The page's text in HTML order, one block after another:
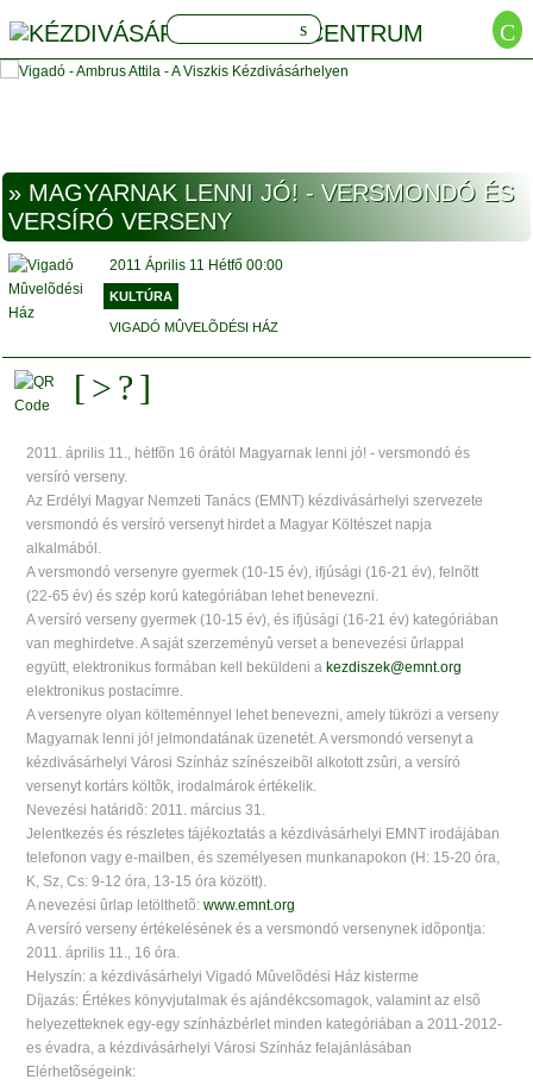
» MAGYARNAK LENNI JÓ! - VERSMONDÓ ÉS
VERSÍRÓ VERSENY
2011 Április 11 Hétfő 00:00
KULTÚRA
VIGADÓ MÛVELÕDÉSI HÁZ
2011. április 11., hétfõn 16 órától Magyarnak lenni jó! - versmondó és
versíró verseny.
Az Erdélyi Magyar Nemzeti Tanács (EMNT) kézdivásárhelyi szervezete
versmondó és versíró versenyt hirdet a Magyar Költészet napja
alkalmából.
A versmondó versenyre gyermek (10-15 év), ifjúsági (16-21 év), felnõtt
(22-65 év) és szép korú kategóriában lehet benevezni.
A versíró verseny gyermek (10-15 év), és ifjúsági (16-21 év) kategóriában
van meghirdetve. A saját szerzeményû verset a benevezési ûrlappal
együtt, elektronikus formában kell beküldeni a kezdiszek@emnt.org
elektronikus postacímre.
A versenyre olyan költeménnyel lehet benevezni, amely tükrözi a verseny
Magyarnak lenni jó! jelmondatának üzenetét. A versmondó versenyt a
kézdivásárhelyi Városi Színház színészeibõl alkotott zsûri, a versíró
versenyt kortárs költõk, irodalmárok értékelik.
Nevezési határidõ: 2011. március 31.
Jelentkezés és részletes tájékoztatás a kézdivásárhelyi EMNT irodájában
telefonon vagy e-mailben, és személyesen munkanapokon (H: 15-20 óra,
K, Sz, Cs: 9-12 óra, 13-15 óra között).
A nevezési ûrlap letölthetõ: www.emnt.org
A versíró verseny értékelésének és a versmondó versenynek idõpontja:
2011. április 11., 16 óra.
Helyszín: a kézdivásárhelyi Vigadó Mûvelõdési Ház kisterme
Díjazás: Értékes könyvjutalmak és ajándékcsomagok, valamint az elsõ
helyezetteknek egy-egy színházbérlet minden kategóriában a 2011-2012-
es évadra, a kézdivásárhelyi Városi Színház felajánlásában
Elérhetõségeink: